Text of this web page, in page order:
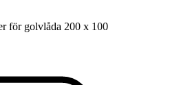
för golvlåda 200 x 100